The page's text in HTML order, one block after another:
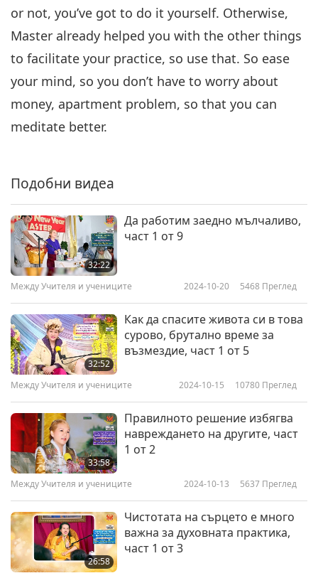
or not, you’ve got to do it yourself. Otherwise,
Master already helped you with the other things
to facilitate your practice, so use that. So ease
your mind, so you don’t have to worry about
money, apartment problem, so that you can
meditate better.
Подобни видеа
32:22
Да работим заедно мълчаливо,
част 1 от 9
Между Учителя и учениците 2024-10-20 5468 Преглед
32:52
Как да спасите живота си в това
сурово, брутално време за
възмездие, част 1 от 5
Между Учителя и учениците 2024-10-15 10780 Преглед
33:58
Правилното решение избягва
навреждането на другите, част
1 от 2
Между Учителя и учениците 2024-10-13 5637 Преглед
26:58
Чистотата на сърцето е много
важна за духовната практика,
част 1 от 3